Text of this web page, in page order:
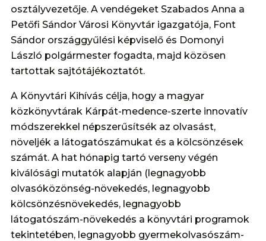
osztályvezetője. A vendégeket Szabados Anna a
Petőfi Sándor Városi Könyvtár igazgatója, Font
Sándor országgyűlési képviselő és Domonyi
László polgármester fogadta, majd közösen
tartottak sajtótájékoztatót.
A Könyvtári Kihívás célja, hogy a magyar
közkönyvtárak Kárpát-medence-szerte innovatív
módszerekkel népszerűsítsék az olvasást,
növeljék a látogatószámukat és a kölcsönzések
számát. A hat hónapig tartó verseny végén
kiválósági mutatók alapján (legnagyobb
olvasóközönség-növekedés, legnagyobb
kölcsönzésnövekedés, legnagyobb
látogatószám-növekedés a könyvtári programok
tekintetében, legnagyobb gyermekolvasószám-